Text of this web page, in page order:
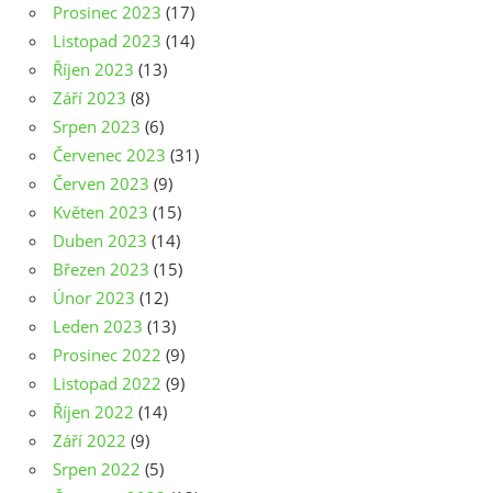
Prosinec 2023 (17)
Listopad 2023 (14)
Říjen 2023 (13)
Září 2023 (8)
Srpen 2023 (6)
Červenec 2023 (31)
Červen 2023 (9)
Květen 2023 (15)
Duben 2023 (14)
Březen 2023 (15)
Únor 2023 (12)
Leden 2023 (13)
Prosinec 2022 (9)
Listopad 2022 (9)
Říjen 2022 (14)
Září 2022 (9)
Srpen 2022 (5)